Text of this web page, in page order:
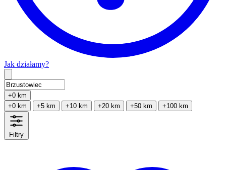
Jak działamy?
+0 km
+0 km
+5 km +10 km +20 km +50 km +100 km
Filtry